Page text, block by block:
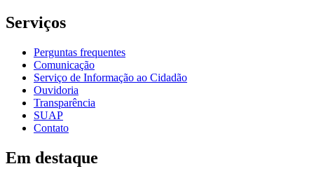
Serviços
Perguntas frequentes
Comunicação
Serviço de Informação ao Cidadão
Ouvidoria
Transparência
SUAP
Contato
Em destaque